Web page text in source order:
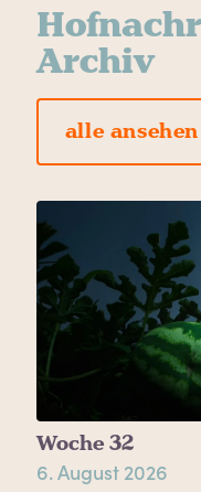
Archiv
alle ansehen
Woche 32
6. August 2026